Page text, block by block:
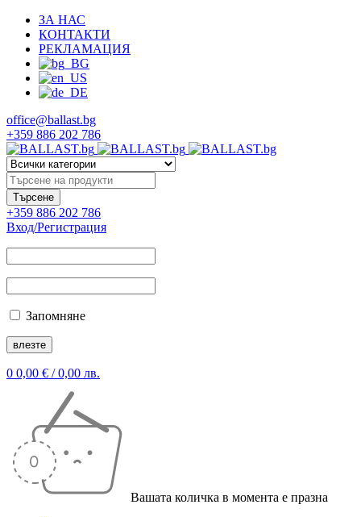
ЗА НАС
КОНТАКТИ
РЕКЛАМАЦИЯ
office@ballast.bg
+359 886 202 786
+359 886 202 786
Вход/Регистрация
Запомняне
0 0,00 € / 0,00 лв.
Вашата количка в момента е празна